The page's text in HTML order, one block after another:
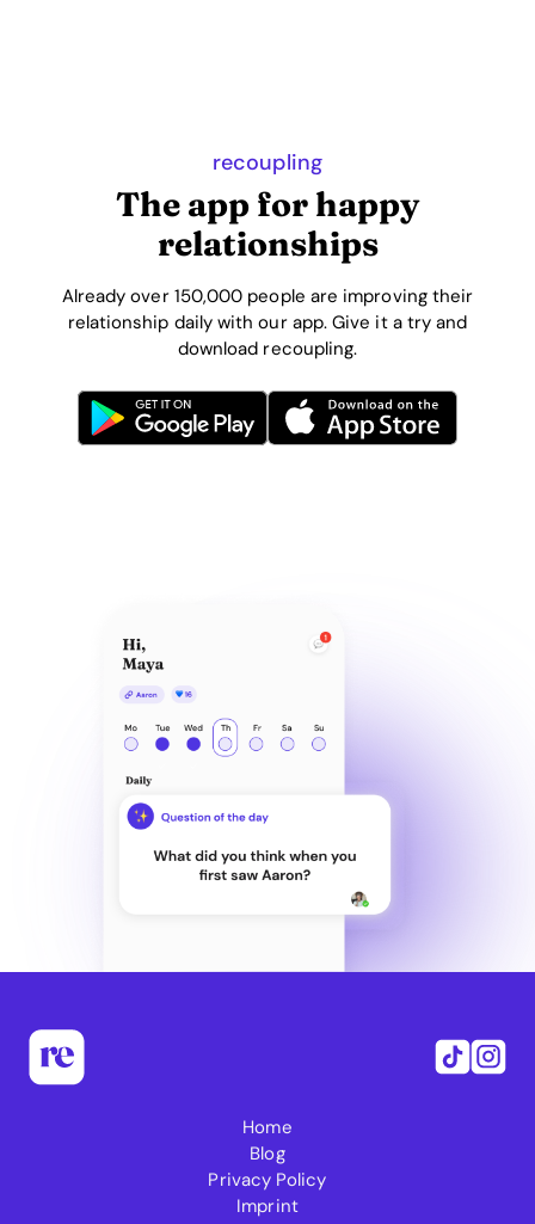
recoupling
The app for happy
relationships
Already over 150,000 people are improving their
relationship daily with our app. Give it a try and
download recoupling.
Home
Blog
Privacy Policy
Imprint